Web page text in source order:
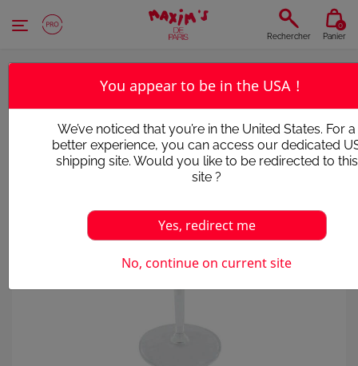
Panneau de gestion des cookies
Rechercher Panier
0
You appear to be in the USA !
We’ve noticed that you’re in the United States. For a
better experience, you can access our dedicated
shipping site. Would you like to be redirected to this
site ?
Yes, redirect me
No, continue on current site